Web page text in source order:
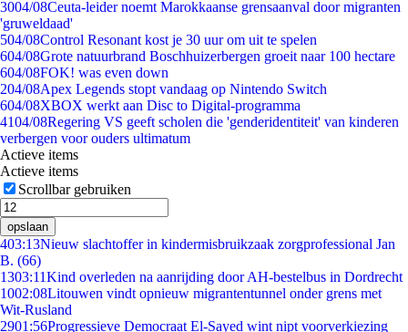
3004/08Ceuta-leider noemt Marokkaanse grensaanval door migranten
'gruweldaad'
504/08Control Resonant kost je 30 uur om uit te spelen
604/08Grote natuurbrand Boschhuizerbergen groeit naar 100 hectare
604/08FOK! was even down
204/08Apex Legends stopt vandaag op Nintendo Switch
604/08XBOX werkt aan Disc to Digital-programma
4104/08Regering VS geeft scholen die 'genderidentiteit' van kinderen
verbergen voor ouders ultimatum
Actieve items
Actieve items
Scrollbar gebruiken
opslaan
403:13Nieuw slachtoffer in kindermisbruikzaak zorgprofessional Jan
B. (66)
1303:11Kind overleden na aanrijding door AH-bestelbus in Dordrecht
1002:08Litouwen vindt opnieuw migrantentunnel onder grens met
Wit-Rusland
2901:56Progressieve Democraat El-Sayed wint nipt voorverkiezing